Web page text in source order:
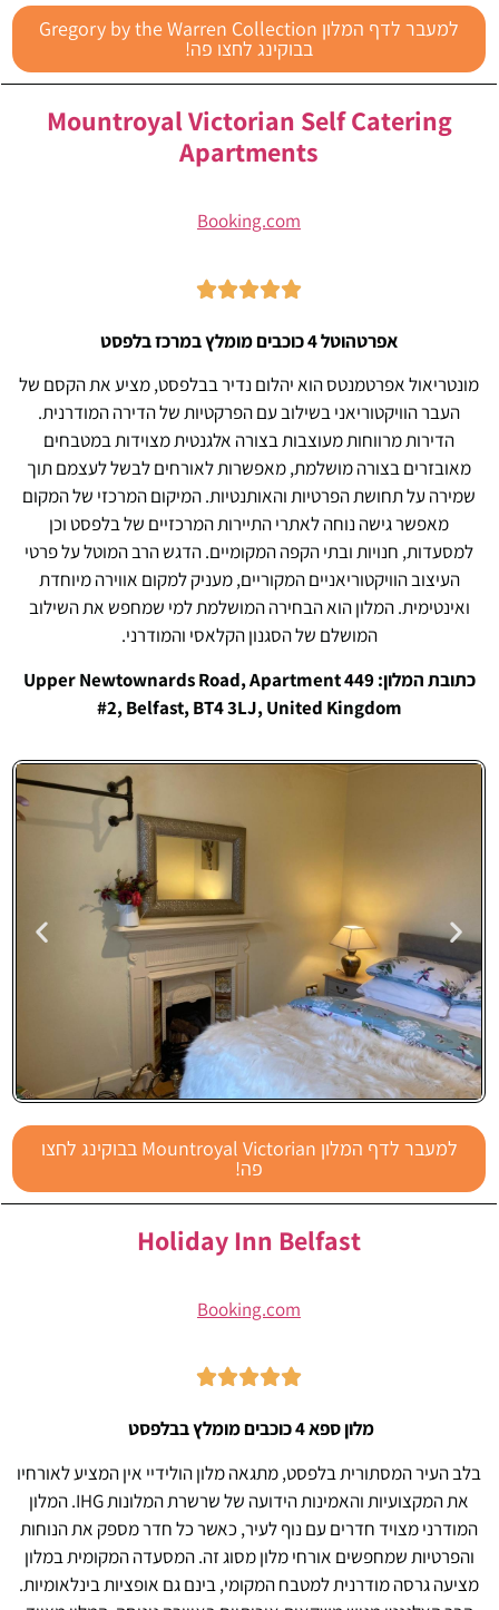
Gregory by the
Warren Collection
למעבר לדף המלון Gregory by the Warren Collection
בבוקינג לחצו פה!
Mountroyal Victorian Self Catering
Apartments
Booking.com





אפרטהוטל 4 כוכבים מומלץ במרכז בלפסט
מונטריאול אפרטמנטס הוא יהלום נדיר בבלפסט, מציע את הקסם של
העבר הוויקטוריאני בשילוב עם הפרקטיות של הדירה המודרנית.
הדירות מרווחות מעוצבות בצורה אלגנטית מצוידות במטבחים
מאובזרים בצורה מושלמת, מאפשרות לאורחים לבשל לעצמם תוך
שמירה על תחושת הפרטיות והאותנטיות. המיקום המרכזי של המקום
מאפשר גישה נוחה לאתרי התיירות המרכזיים של בלפסט וכן
למסעדות, חנויות ובתי הקפה המקומיים. הדגש הרב המוטל על פרטי
העיצוב הוויקטוריאניים המקוריים, מעניק למקום אווירה מיוחדת
ואינטימית. המלון הוא הבחירה המושלמת למי שמחפש את השילוב
המושלם של הסגנון הקלאסי והמודרני.
כתובת המלון: 449 Upper Newtownards Road, Apartment
#2, Belfast, BT4 3LJ, United Kingdom
Mountroyal
Victorian
למעבר לדף המלון Mountroyal Victorian בבוקינג לחצו
פה!
Holiday Inn Belfast
Booking.com





מלון ספא 4 כוכבים מומלץ בבלפסט
בלב העיר המסתורית בלפסט, מתגאה מלון הולידיי אין המציע לאורחיו
את המקצועיות והאמינות הידועה של שרשרת המלונות IHG. המלון
המודרני מצויד חדרים עם נוף לעיר, כאשר כל חדר מספק את הנוחות
והפרטיות שמחפשים אורחי מלון מסוג זה. המסעדה המקומית במלון
מציעה גרסה מודרנית למטבח המקומי, בינם גם אופציות בינלאומיות.